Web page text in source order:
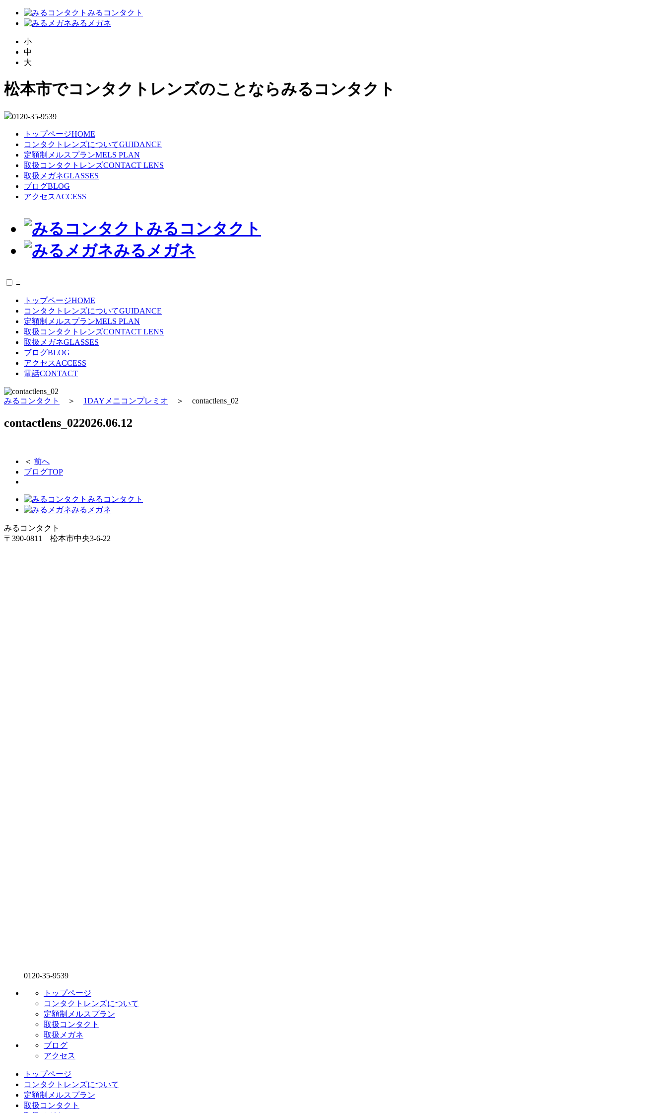
みるコンタクト
みるメガネ
小
中
大
松本市でコンタクトレンズのことならみるコンタクト
0120-35-9539
トップページHOME
コンタクトレンズについてGUIDANCE
定額制メルスプランMELS PLAN
取扱コンタクトレンズCONTACT LENS
取扱メガネGLASSES
ブログBLOG
アクセスACCESS
みるコンタクト
みるメガネ
≡
トップページHOME
コンタクトレンズについてGUIDANCE
定額制メルスプランMELS PLAN
取扱コンタクトレンズCONTACT LENS
取扱メガネGLASSES
ブログBLOG
アクセスACCESS
電話CONTACT
みるコンタクト ＞ 1DAYメニコンプレミオ ＞ contactlens_02
contactlens_022026.06.12
＜ 前へ
ブログTOP
みるコンタクト
みるメガネ
みるコンタクト
〒390-0811 松本市中央3-6-22
0120-35-9539
トップページ
コンタクトレンズについて
定額制メルスプラン
取扱コンタクト
取扱メガネ
ブログ
アクセス
トップページ
コンタクトレンズについて
定額制メルスプラン
取扱コンタクト